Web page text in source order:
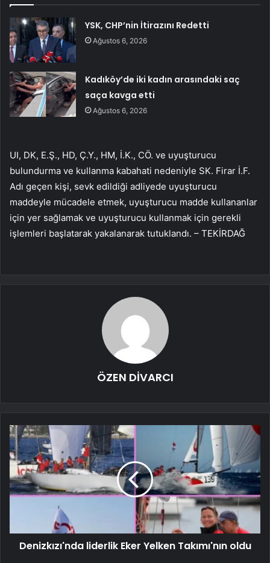
YSK, CHP’nin İtirazını Redetti
Ağustos 6, 2026
Kadıköy’de iki kadın arasındaki saç
saça kavga etti
Ağustos 6, 2026
UI, DK, E.Ş., HD, Ç.Y., HM, İ.K., CÖ. ve uyuşturucu
bulundurma ve kullanma kabahati nedeniyle SK. Firar İ.F.
Adı geçen kişi, sevk edildiği adliyede uyuşturucu
maddeyle mücadele etmek, uyuşturucu madde kullananlar
için yer sağlamak ve uyuşturucu kullanmak için gerekli
işlemleri başlatarak yakalanarak tutuklandı. – TEKİRDAĞ
ÖZEN DİVARCI
Denizkızı'nda liderlik Eker Yelken Takımı'nın oldu